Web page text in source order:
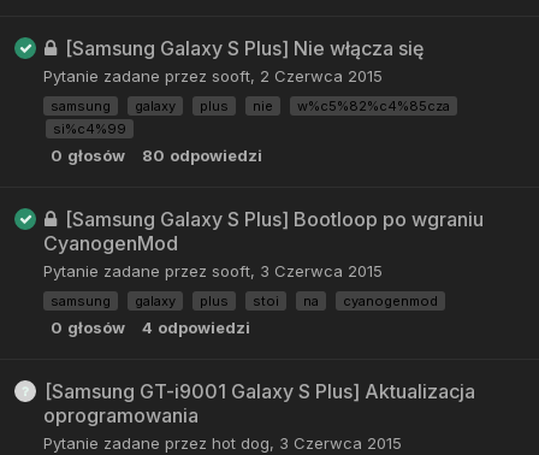
[Samsung Galaxy S Plus] Nie włącza się
Pytanie zadane przez sooft, 2 Czerwca 2015
samsung galaxy plus nie
w%c5%82%c4%85cza
si%c4%99
0 głosów 80 odpowiedzi
[Samsung Galaxy S Plus] Bootloop po wgraniu
CyanogenMod
Pytanie zadane przez sooft, 3 Czerwca 2015
samsung galaxy plus stoi na cyanogenmod
0 głosów 4 odpowiedzi
[Samsung GT-i9001 Galaxy S Plus] Aktualizacja
oprogramowania
Pytanie zadane przez hot dog, 3 Czerwca 2015